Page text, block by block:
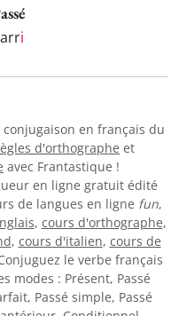
i
en français du
d'orthographe et
avec Frantastique !
en ligne gratuit édité
de langues en ligne fun,
, cours d'orthographe,
, cours d'italien, cours de
le verbe français
modes : Présent, Passé
Passé simple, Passé